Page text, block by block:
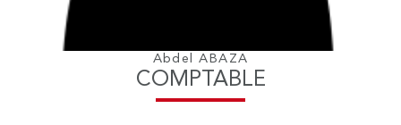
Abdel ABAZA
COMPTABLE